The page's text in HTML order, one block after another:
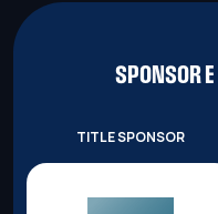
SPONSOR
TITLE SPONSOR